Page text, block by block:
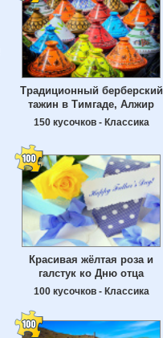
Традиционный берберский
тажин в Тимгаде, Алжир
150 кусочков - Классика
Красивая жёлтая роза и
галстук ко Дню отца
100 кусочков - Классика